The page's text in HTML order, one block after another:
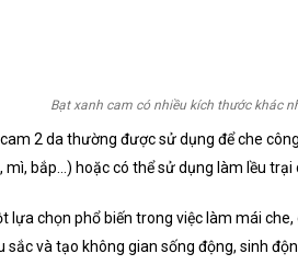
Bạt xanh cam có nhiều kích thước khác
2 da thường được sử dụng để che
mì, bắp…) hoặc có thể sử dụng làm lều
lựa chọn phổ biến trong việc làm mái
sắc và tạo không gian sống động, sinh